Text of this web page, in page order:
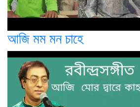
আজি মম মন চাহে